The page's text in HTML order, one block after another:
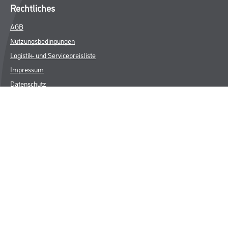
Rechtliches
AGB
Nutzungsbedingungen
Logistik- und Servicepreisliste
Impressum
Datenschutz